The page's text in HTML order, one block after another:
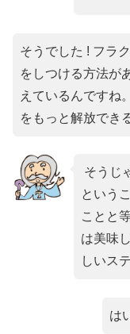
そうでした ! フラ
をしつける方法が
えているんですね
をもっと解放でき
そうじ
という
ことと
は美味
しいス
は